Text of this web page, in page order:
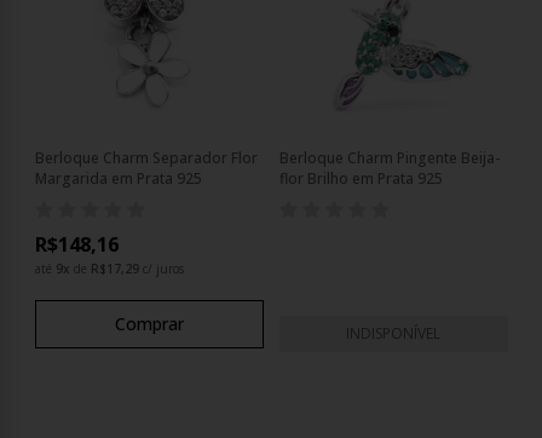
Berloque Charm Separador Flor
Margarida em Prata 925
R$148,16
até 9x de R$17,29c/ juros
Comprar
Berloque Charm Pingente Beija-
flor Brilho em Prata 925
INDISPONÍVEL